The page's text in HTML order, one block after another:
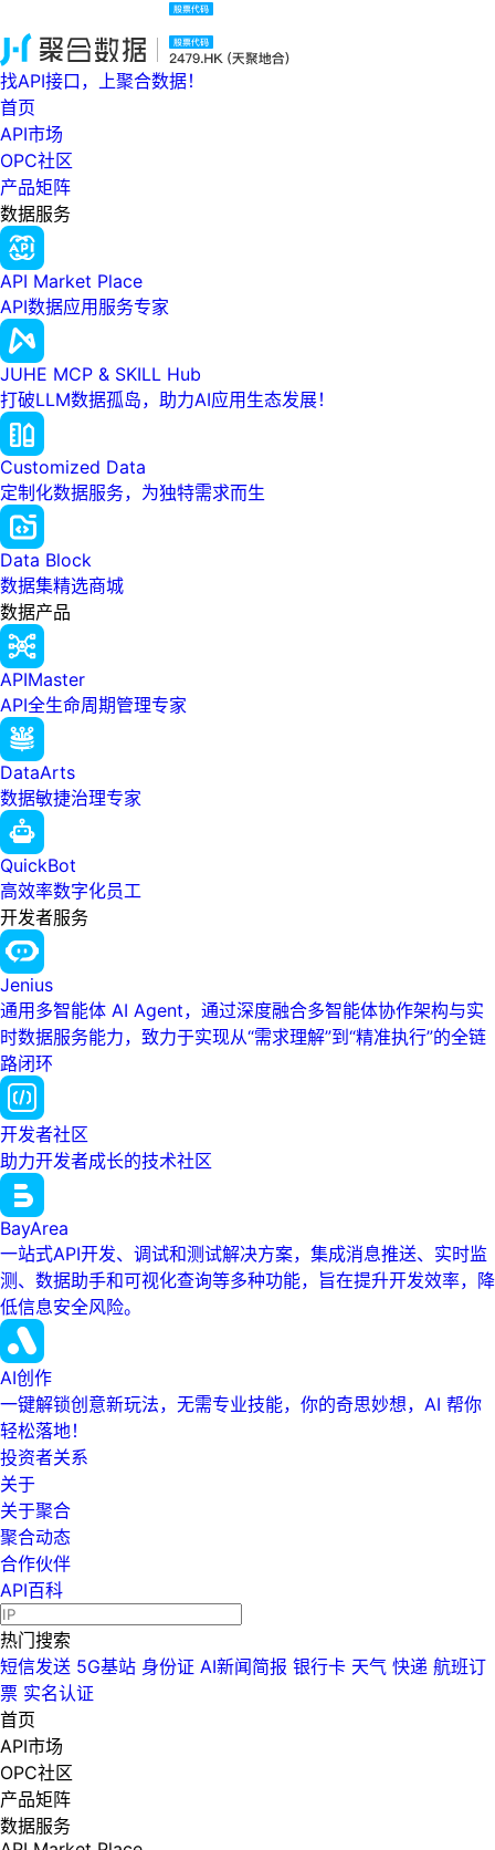
找API接口，上聚合数据！
首页
API市场
OPC社区
产品矩阵
数据服务
API Market Place
API数据应用服务专家
JUHE MCP & SKILL Hub
打破LLM数据孤岛，助力AI应用生态发展！
Customized Data
定制化数据服务，为独特需求而生
Data Block
数据集精选商城
数据产品
APIMaster
API全生命周期管理专家
DataArts
数据敏捷治理专家
QuickBot
高效率数字化员工
开发者服务
Jenius
通用多智能体 AI Agent，通过深度融合多智能体协作架构与实
时数据服务能力，致力于实现从“需求理解”到“精准执行”的全链
路闭环
开发者社区
助力开发者成长的技术社区
BayArea
一站式API开发、调试和测试解决方案，集成消息推送、实时监
测、数据助手和可视化查询等多种功能，旨在提升开发效率，降
低信息安全风险。
AI创作
一键解锁创意新玩法，无需专业技能，你的奇思妙想，AI 帮你
轻松落地！
投资者关系
关于
关于聚合
聚合动态
合作伙伴
API百科
热门搜索
短信发送 5G基站 身份证 AI新闻简报 银行卡 天气 快递 航班订
票 实名认证
首页
API市场
OPC社区
产品矩阵
数据服务